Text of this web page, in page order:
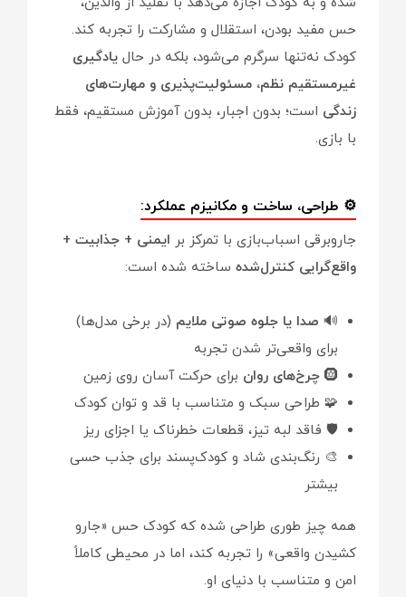
حس مفید بودن، استقلال و مشارکت را تجربه کند.
کودک نه‌تنها سرگرم می‌شود، بلکه در حال یادگیری
غیرمستقیم نظم، مسئولیت‌پذیری و مهارت‌های
زندگی است؛ بدون اجبار، بدون آموزش مستقیم، فقط
با بازی.
⚙️ طراحی، ساخت و مکانیزم عملکرد:
جاروبرقی اسباب‌بازی با تمرکز بر ایمنی + جذابیت +
واقع‌گرایی کنترل‌شده ساخته شده است:
🔊 صدا یا جلوه صوتی ملایم (در برخی مدل‌ها)
برای واقعی‌تر شدن تجربه
🛞 چرخ‌های روان برای حرکت آسان روی زمین
🧩 طراحی سبک و متناسب با قد و توان کودک
🛡️ فاقد لبه تیز، قطعات خطرناک یا اجزای ریز
🎨 رنگ‌بندی شاد و کودک‌پسند برای جذب حسی
بیشتر
همه چیز طوری طراحی شده که کودک حس «جارو
کشیدن واقعی» را تجربه کند، اما در محیطی کاملاً
امن و متناسب با دنیای او.